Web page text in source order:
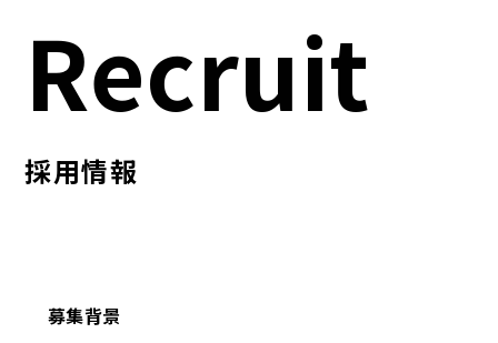
Recruit
採用情報
募集背景